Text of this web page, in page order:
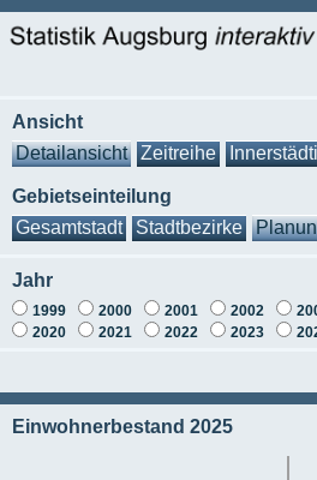
Ansicht
Detailansicht
Zeitreihe
Gebietseinteilung
Gesamtstadt
Stadtbezirke
Jahr
1999 2000 2001 2002
2020
2021 2022 2023
Einwohnerbestand 2025